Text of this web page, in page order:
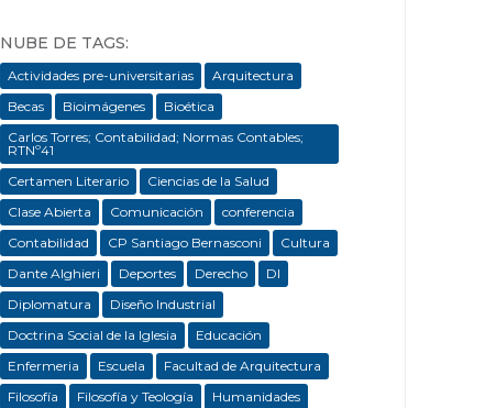
NUBE DE TAGS:
Actividades pre-universitarias
Arquitectura
Becas
Bioimágenes
Bioética
Carlos Torres; Contabilidad; Normas Contables;
RTNº41
Certamen Literario
Ciencias de la Salud
Clase Abierta
Comunicación
conferencia
Contabilidad
CP Santiago Bernasconi
Cultura
Dante Alghieri
Deportes Derecho
DI
Diplomatura
Diseño Industrial
Doctrina Social de la Iglesia
Educación
Enfermeria
Escuela
Facultad de Arquitectura
Filosofía
Filosofía y Teología
Humanidades